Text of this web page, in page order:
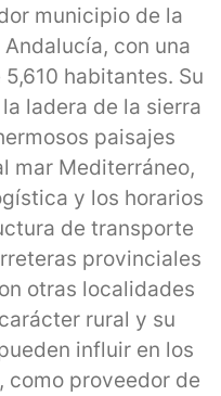
municipio de la
con una
habitantes. Su
ladera de la sierra
paisajes
mar Mediterráneo,
y los horarios
de transporte
provinciales
otras localidades
rural y su
influir en los
como proveedor de